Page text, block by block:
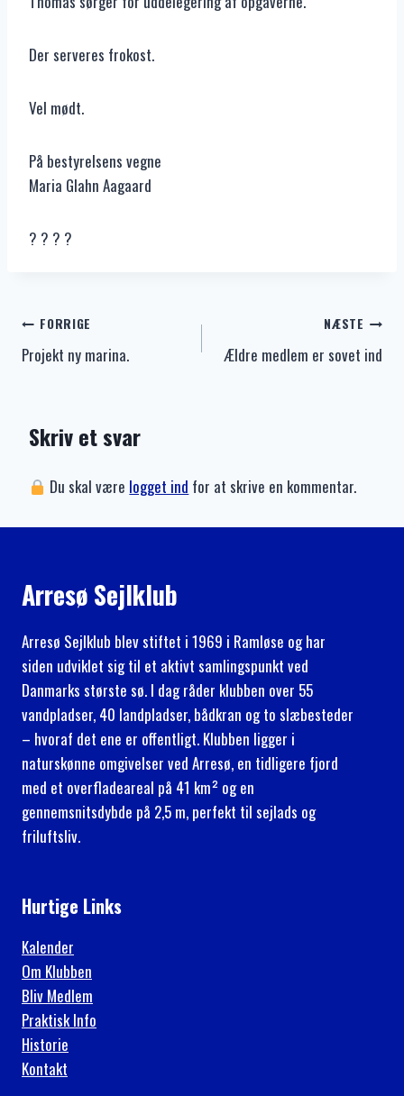
Der serveres frokost.
Vel mødt.
På bestyrelsens vegne
Maria Glahn Aagaard
? ? ? ?
Indlægsnavigation
FORRIGE
Projekt ny marina.
NÆSTE
Ældre medlem er sovet ind
Skriv et svar
Du skal være logget ind for at skrive en kommentar.
Arresø Sejlklub
Arresø Sejlklub blev stiftet i 1969 i Ramløse og har
siden udviklet sig til et aktivt samlingspunkt ved
Danmarks største sø. I dag råder klubben over 55
vandpladser, 40 landpladser, bådkran og to slæbesteder
– hvoraf det ene er offentligt. Klubben ligger i
naturskønne omgivelser ved Arresø, en tidligere fjord
med et overfladeareal på 41 km² og en
gennemsnitsdybde på 2,5 m, perfekt til sejlads og
friluftsliv.
Hurtige Links
Kalender
Om Klubben
Bliv Medlem
Praktisk Info
Historie
Kontakt